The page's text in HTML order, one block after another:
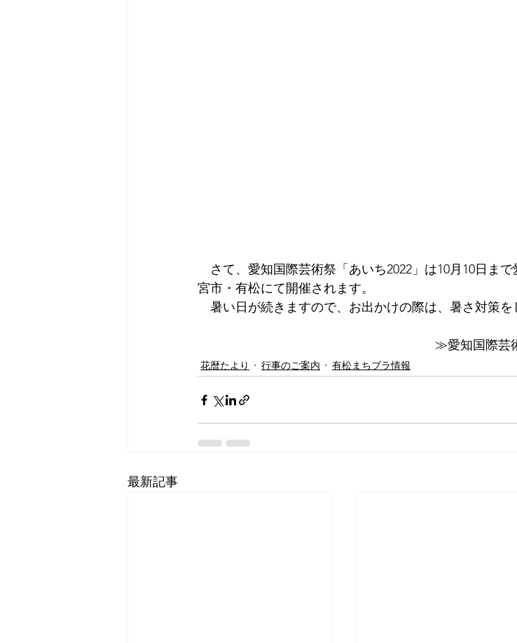
さて、愛知国際芸術祭「あいち2022」は10月10日ま
宮市・有松にて開催されます。
暑い日が続きますので、お出かけの際は、暑さ対策を
≫愛知国際芸
花暦たより 行事のご案内 有松まちブラ情報
最新記事